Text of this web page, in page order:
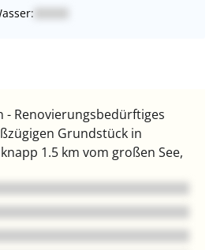
- Renovierungsbedürftiges
Grundstück in
1.5 km vom großen See,